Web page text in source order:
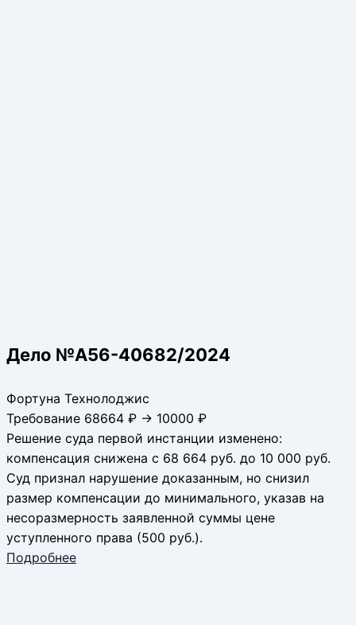
Дело №А56-40682/2024
Фортуна Технолоджис
Требование 68664 ₽ → 10000 ₽
Решение суда первой инстанции изменено:
компенсация снижена с 68 664 руб. до 10 000 руб.
Суд признал нарушение доказанным, но снизил
размер компенсации до минимального, указав на
несоразмерность заявленной суммы цене
уступленного права (500 руб.).
Подробнее